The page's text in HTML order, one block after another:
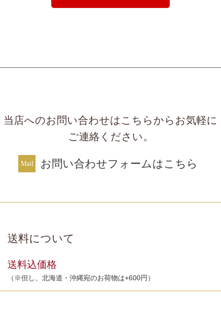
当店へのお問い合わせはこちらからお気軽に
ご連絡ください。
お問い合わせフォームはこちら
送料について
送料込価格
（※但し、北海道・沖縄宛のお荷物は+600円）